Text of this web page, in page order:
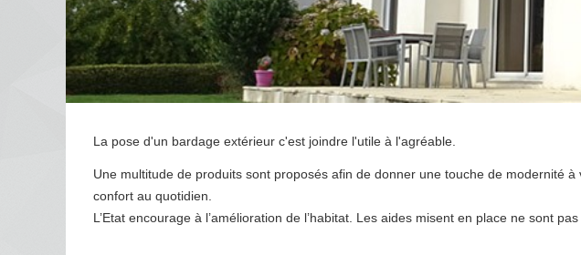
La pose d'un bardage extérieur c'est joindre l'utile à l'agréable.
Une multitude de produits sont proposés afin de donner une touche de modernité
confort au quotidien.
L’Etat encourage à l’amélioration de l’habitat. Les aides misent en place ne sont